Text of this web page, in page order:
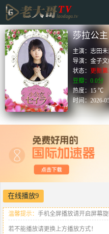
莎拉公主
主演：志田
导演：金子
状态： 更新
豆瓣：0.0分
热度：15 ℃
时间：2026-
在线播放9
温馨提示： 手机全屏播放请开启屏幕旋
若不能播放请更换上方播放方式！